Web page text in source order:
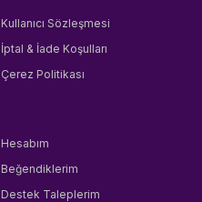
Kullanıcı Sözleşmesi
İptal & İade Koşulları
Çerez Politikası
Hesabım
Beğendiklerim
Destek Taleplerim